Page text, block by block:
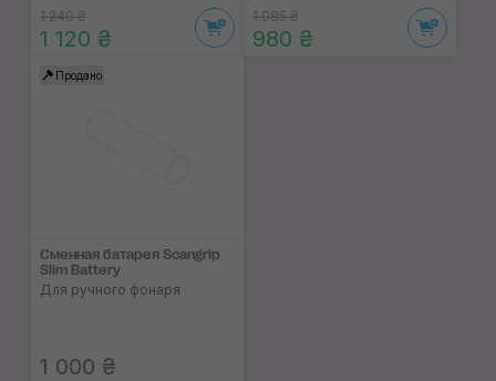
1 240 ₴
1 120 ₴
1 085 ₴
980 ₴
Продано
Сменная батарея Scangrip
Slim Battery
Для ручного фонаря
1 000 ₴